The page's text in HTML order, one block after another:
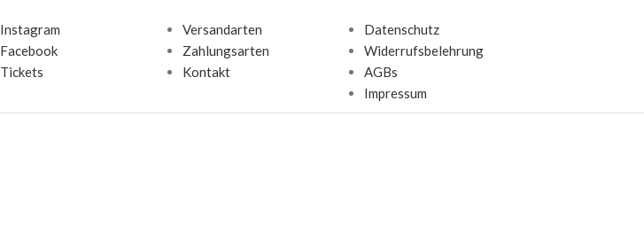
Instagram
Facebook
Tickets
Versandarten
Zahlungsarten
Kontakt
Datenschutz
Widerrufsbelehrung
AGBs
Impressum